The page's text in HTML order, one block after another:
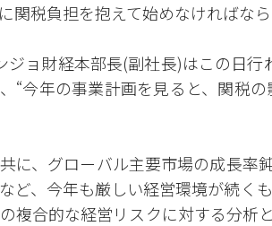
関税負担を抱えて始めなければなら
ジョ財経本部長(副社長)はこの日
“今年の事業計画を見ると、関税
に、グローバル主要市場の成長率
ど、今年も厳しい経営環境が続く
複合的な経営リスクに対する分析